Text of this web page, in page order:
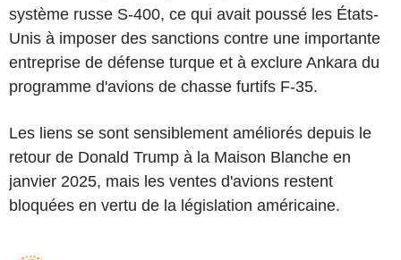
système russe S-400, ce qui avait poussé les États-
Unis à imposer des sanctions contre une importante
entreprise de défense turque et à exclure Ankara du
programme d'avions de chasse furtifs F-35.
Les liens se sont sensiblement améliorés depuis le
retour de Donald Trump à la Maison Blanche en
janvier 2025, mais les ventes d'avions restent
bloquées en vertu de la législation américaine.